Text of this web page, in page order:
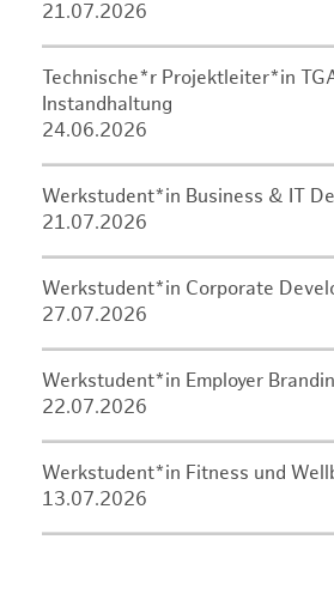
21.07.2026
Technische*r Projektleiter*in
Instandhaltung
24.06.2026
Werkstudent*in Business & IT
21.07.2026
Werkstudent*in Corporate
27.07.2026
Werkstudent*in Employer
22.07.2026
Werkstudent*in Fitness und
13.07.2026